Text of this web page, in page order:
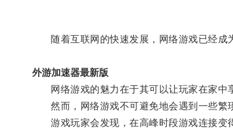
随着互联网的快速发展，网络游戏已经成
外游加速器最新版
网络游戏的魅力在于其可以让玩家在家中
然而，网络游戏不可避免地会遇到一些繁
游戏玩家会发现，在高峰时段游戏连接变